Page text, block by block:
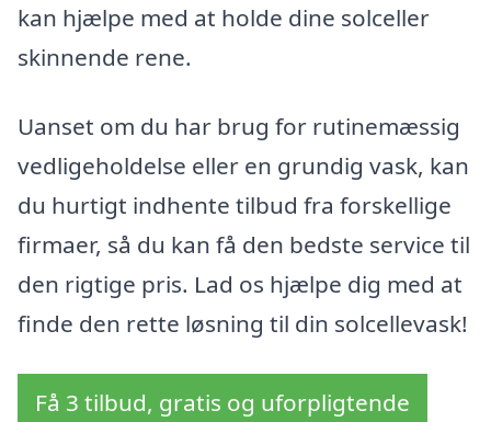
kan hjælpe med at holde dine solceller
skinnende rene.
Uanset om du har brug for rutinemæssig
vedligeholdelse eller en grundig vask, kan
du hurtigt indhente tilbud fra forskellige
firmaer, så du kan få den bedste service til
den rigtige pris. Lad os hjælpe dig med at
finde den rette løsning til din solcellevask!
Få 3 tilbud, gratis og uforpligtende